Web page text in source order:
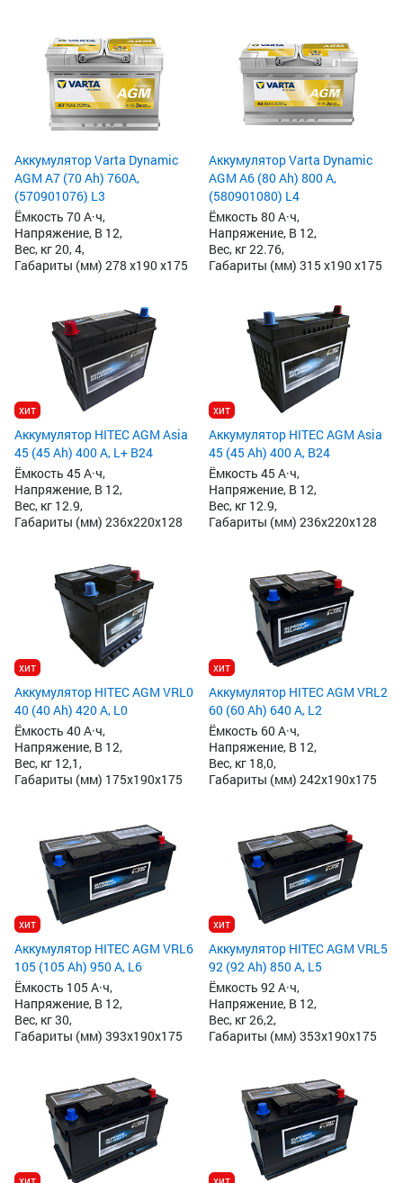
Аккумулятор Varta Dynamic
AGM A7 (70 Ah) 760A,
(570901076) L3
Ёмкость 70 А·ч,
Напряжение, В 12,
Вес, кг 20, 4,
Габариты (мм) 278 x190 x175
Аккумулятор Varta Dynamic
AGM A6 (80 Ah) 800 А,
(580901080) L4
Ёмкость 80 А·ч,
Напряжение, В 12,
Вес, кг 22.76,
Габариты (мм) 315 x190 x175
хит
Аккумулятор HITEC AGM Asia
45 (45 Ah) 400 А, L+ B24
Ёмкость 45 А·ч,
Напряжение, В 12,
Вес, кг 12.9,
Габариты (мм) 236x220x128
хит
Аккумулятор HITEC AGM Asia
45 (45 Ah) 400 А, B24
Ёмкость 45 А·ч,
Напряжение, В 12,
Вес, кг 12.9,
Габариты (мм) 236x220x128
хит
Аккумулятор HITEC AGM VRL0
40 (40 Ah) 420 А, L0
Ёмкость 40 А·ч,
Напряжение, В 12,
Вес, кг 12,1,
Габариты (мм) 175x190x175
хит
Аккумулятор HITEC AGM VRL2
60 (60 Ah) 640 А, L2
Ёмкость 60 А·ч,
Напряжение, В 12,
Вес, кг 18,0,
Габариты (мм) 242x190x175
хит
Аккумулятор HITEC AGM VRL6
105 (105 Ah) 950 А, L6
Ёмкость 105 А·ч,
Напряжение, В 12,
Вес, кг 30,
Габариты (мм) 393x190x175
хит
Аккумулятор HITEC AGM VRL5
92 (92 Ah) 850 А, L5
Ёмкость 92 А·ч,
Напряжение, В 12,
Вес, кг 26,2,
Габариты (мм) 353x190x175